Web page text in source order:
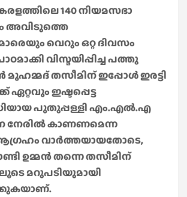
140 നിയമസഭാ
അവിടുത്തെ
വെറും ഒറ്റ ദിവസം
വിസ്മയിപ്പിച്ച പത്തു
തസീമിന് ഇപ്പോൾ ഇരട്ടി
ഏറ്റവും ഇഷ്ടപ്പെട്ട
പുതുപ്പള്ളി എം.എൽ.എ
നേരിൽ കാണണമെന്ന
വാർത്തയായതോടെ,
ഉമ്മൻ തന്നെ തസീമിന്
മറുപടിയുമായി